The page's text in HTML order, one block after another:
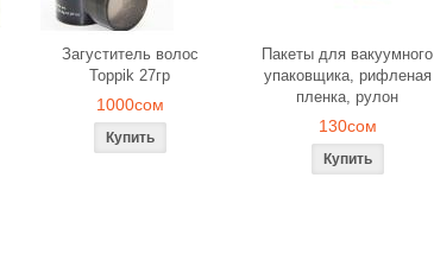
Загуститель волос
Toppik 27гр
1000сом
Пакеты для вакуумного
упаковщика, рифленая
пленка, рулон
130сом